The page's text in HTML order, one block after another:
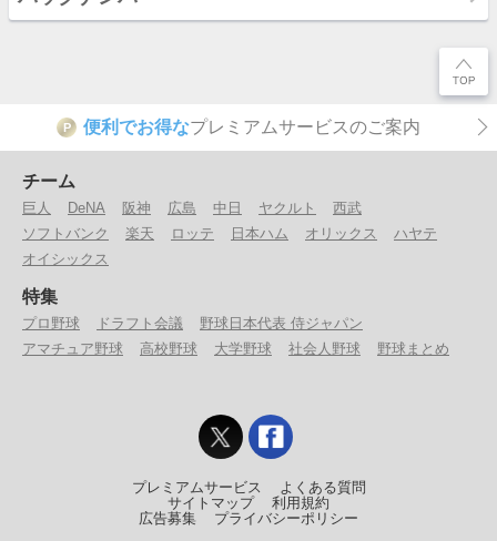
P 便利でお得なプレミアムサービスのご案内
チーム
巨人 DeNA 阪神 広島 中日 ヤクルト
西武
ソフトバンク
楽天 ロッテ 日本ハム オリックス
ハヤテ
オイシックス
特集
プロ野球 ドラフト会議
野球日本代表 侍ジャパン
アマチュア野球
高校野球 大学野球 社会人野球 野球まとめ
プレミアムサービス
よくある質問
サイトマップ
利用規約
広告募集
プライバシーポリシー